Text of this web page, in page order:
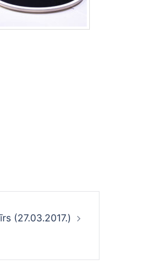
(27.03.2017.)